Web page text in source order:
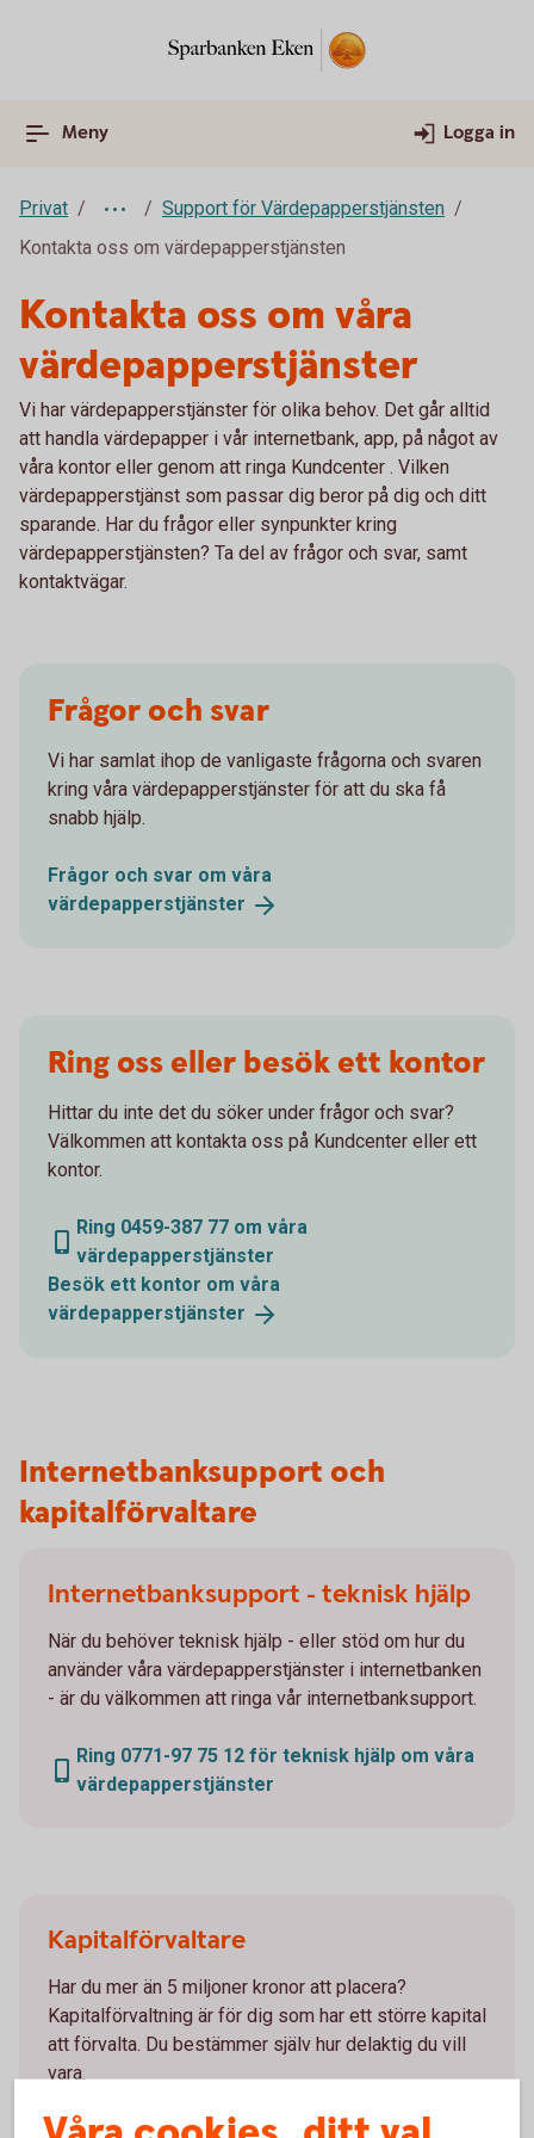
Meny Logga in
Privat
Support för Värdepapperstjänsten
Kontakta oss om värdepapperstjänsten
Kontakta oss om våra
värdepapperstjänster
Vi har värdepapperstjänster för olika behov. Det går alltid
att handla värdepapper i vår internetbank, app, på något av
våra kontor eller genom att ringa Kundcenter . Vilken
värdepapperstjänst som passar dig beror på dig och ditt
sparande. Har du frågor eller synpunkter kring
värdepapperstjänsten? Ta del av frågor och svar, samt
kontaktvägar.
Frågor och svar
Vi har samlat ihop de vanligaste frågorna och svaren
kring våra värdepapperstjänster för att du ska få
snabb hjälp.
Frågor och svar om våra
värdepapperstjänster
Ring oss eller besök ett kontor
Hittar du inte det du söker under frågor och svar?
Välkommen att kontakta oss på Kundcenter eller ett
kontor.
Ring 0459-387 77 om våra
värdepapperstjänster
Besök ett kontor om våra
värdepapperstjänster
Internetbanksupport och
kapitalförvaltare
Internetbanksupport - teknisk hjälp
När du behöver teknisk hjälp - eller stöd om hur du
använder våra värdepapperstjänster i internetbanken
- är du välkommen att ringa vår internetbanksupport.
Ring 0771-97 75 12 för teknisk hjälp om våra
värdepapperstjänster
Kapitalförvaltare
Har du mer än 5 miljoner kronor att placera?
Kapitalförvaltning är för dig som har ett större kapital
att förvalta. Du bestämmer själv hur delaktig du vill
vara.
Kapitalförvaltning - rådgivandehandel